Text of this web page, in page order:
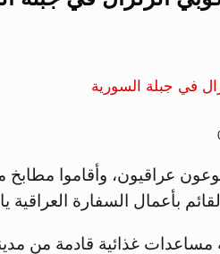
غذائية قادمة من مدينة